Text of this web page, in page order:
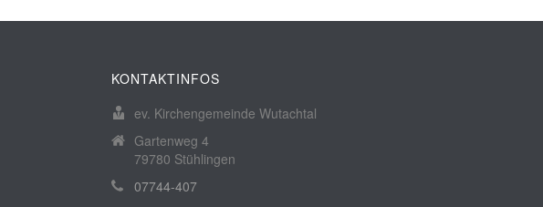
KONTAKTINFOS
ev. Kirchengemeinde Wutachtal
Gartenweg 4
79780 Stühlingen
07744-407